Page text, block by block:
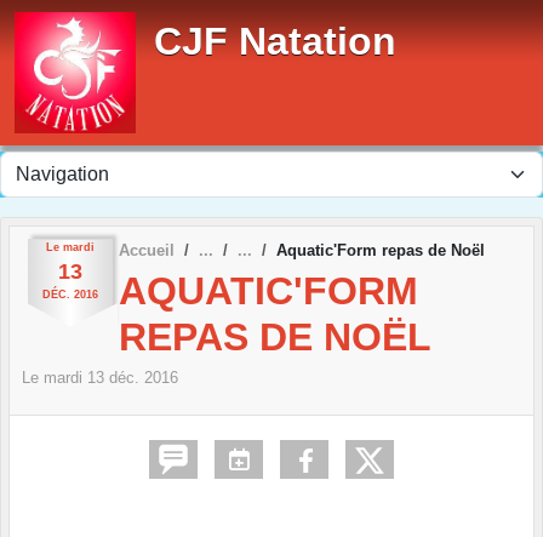
CJF Natation
Le mardi
13
DÉC. 2016
Accueil Aquatic'Form repas de Noël
AQUATIC'FORM
REPAS DE NOËL
Le mardi 13 déc. 2016
Panneau de gestion des cookies